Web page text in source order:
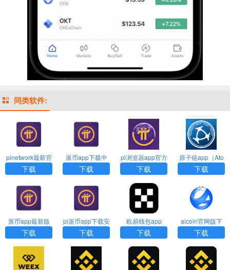
同类软件:
pinetwork最新官
方版本app免费
下载
下载
派币app下载中
文版
下载
pi浏览器app官方
下载
下载
原子链app（Ato
shi Global）
下载
派币app最新版
本下载
下载
pi派币app下载安
装
下载
欧易钱包app
下载
aicoin官网版下
载最新版
下载